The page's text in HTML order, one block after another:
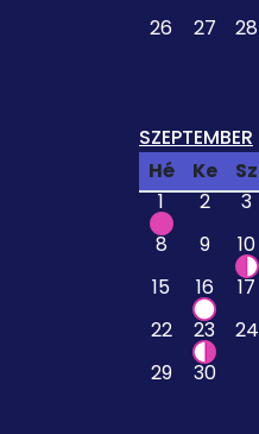
26
27 28
SZEPTEMBER
Hé
Ke Sz
1
2 3
8
9 10
15
16 17
22
23 24
29
30